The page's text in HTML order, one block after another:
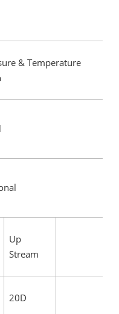
& Temperature
Up
Stream
20D